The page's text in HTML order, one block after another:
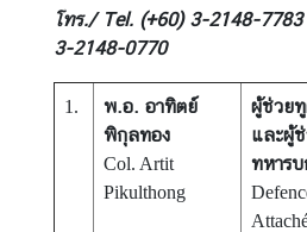
M
)
โทร./ Tel. (+60) 3-2148-
3-2148-0770
1.
พ.อ. อาทิตย์
พิกุลทอง
Col. Artit
Pikulthong
ผู้ช่วย
และผู้
ทหาร